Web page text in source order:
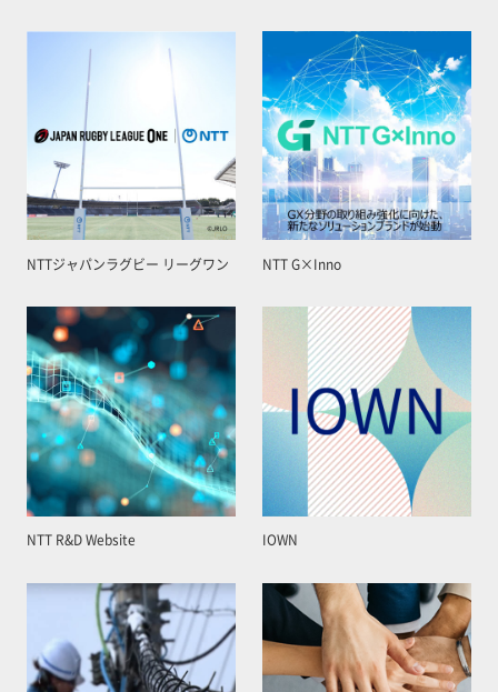
NTTジャパンラグビー リーグワン NTT G×Inno
NTT R&D Website IOWN